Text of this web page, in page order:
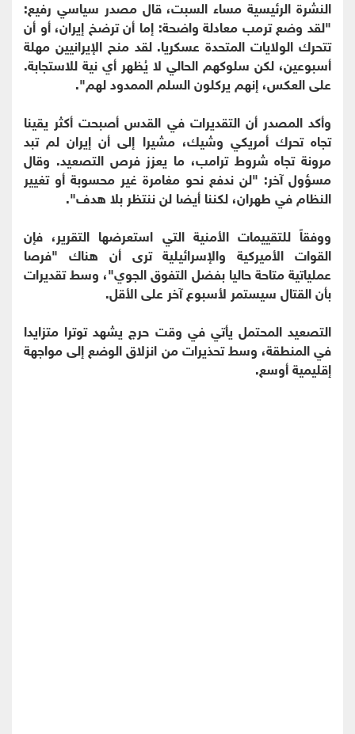
النشرة الرئيسية مساء السبت، قال مصدر سياسي رفيع:
"لقد وضع ترمب معادلة واضحة: إما أن ترضخ إيران، أو أن
تتحرك الولايات المتحدة عسكريا. لقد منح الإيرانيين مهلة
أسبوعين، لكن سلوكهم الحالي لا يُظهر أي نية للاستجابة.
على العكس، إنهم يركلون السلم الممدود لهم".
وأكد المصدر أن التقديرات في القدس أصبحت أكثر يقينا
تجاه تحرك أمريكي وشيك، مشيرا إلى أن إيران لم تبد
مرونة تجاه شروط ترامب، ما يعزز فرص التصعيد. وقال
مسؤول آخر: "لن ندفع نحو مغامرة غير محسوبة أو تغيير
النظام في طهران، لكننا أيضا لن ننتظر بلا هدف".
ووفقاً للتقييمات الأمنية التي استعرضها التقرير، فإن
القوات الأميركية والإسرائيلية ترى أن هناك "فرصا
عملياتية متاحة حاليا بفضل التفوق الجوي"، وسط تقديرات
بأن القتال سيستمر لأسبوع آخر على الأقل.
التصعيد المحتمل يأتي في وقت حرج يشهد توترا متزايدا
في المنطقة، وسط تحذيرات من انزلاق الوضع إلى مواجهة
إقليمية أوسع.